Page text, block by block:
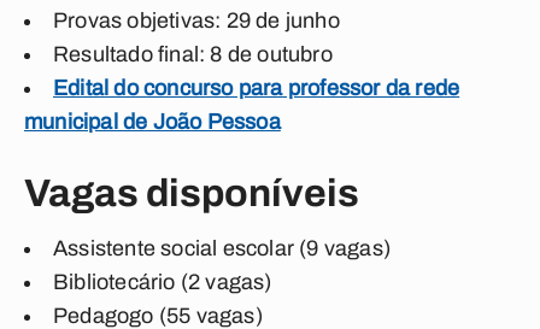
Provas objetivas: 29 de junho
Resultado final: 8 de outubro
Edital do concurso para professor da rede
municipal de João Pessoa
Vagas disponíveis
Assistente social escolar (9 vagas)
Bibliotecário (2 vagas)
Pedagogo (55 vagas)